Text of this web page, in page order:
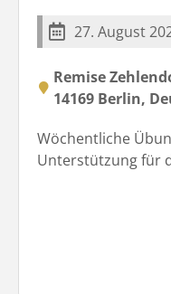
27. August
Remise
14169 Berlin,
Wöchentliche
Unterstützung für